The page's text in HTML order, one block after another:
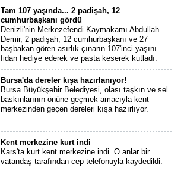
Tam 107 yaşında... 2 padişah, 12
cumhurbaşkanı gördü
Denizli'nin Merkezefendi Kaymakamı Abdullah
Demir, 2 padişah, 12 cumhurbaşkanı ve 27
başbakan gören asırlık çınarın 107'inci yaşını
fidan hediye ederek ve pasta keserek kutladı.
Bursa'da dereler kışa hazırlanıyor!
Bursa Büyükşehir Belediyesi, olası taşkın ve sel
baskınlarının önüne geçmek amacıyla kent
merkezinden geçen dereleri kışa hazırlıyor.
Kent merkezine kurt indi
Kars'ta kurt kent merkezine indi. O anlar bir
vatandaş tarafından cep telefonuyla kaydedildi.